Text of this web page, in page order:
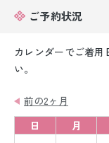
ご予約状況
カレンダーでご着
い。
前の2ヶ月
日
月